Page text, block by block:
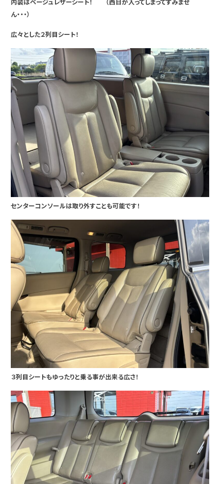
内装はベージュレザーシート！ （西日が入ってしまってすみませ
ん・・・）
広々とした２列目シート！
センターコンソールは取り外すことも可能です！
３列目シートもゆったりと乗る事が出来る広さ！